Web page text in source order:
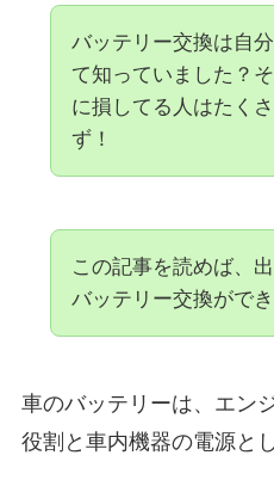
バッテリー交換は自
て知っていました？
に損してる人はたく
ず！
この記事を読めば、
バッテリー交換がで
車のバッテリーは、エン
役割と車内機器の電源と